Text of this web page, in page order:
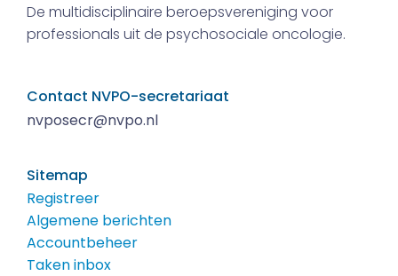
De multidisciplinaire beroepsvereniging voor
professionals uit de psychosociale oncologie.
Contact NVPO-secretariaat
nvposecr@nvpo.nl
Sitemap
Registreer
Algemene berichten
Accountbeheer
Taken inbox